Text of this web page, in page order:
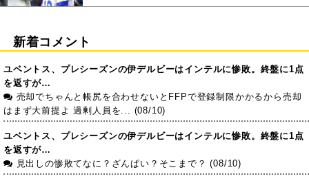
新着コメント
ユベントス、プレシーズンの伊デルビーはインテルに惨敗。終盤に1点
を返すが…
売却でちゃんと帳尻を合わせないとFFPで登録制限かかるから売却
はまず大前提よ 過剰人員を... (08/10)
ユベントス、プレシーズンの伊デルビーはインテルに惨敗。終盤に1点
を返すが…
見出しの惨敗てなに？ざんぱい？そこまで？ (08/10)